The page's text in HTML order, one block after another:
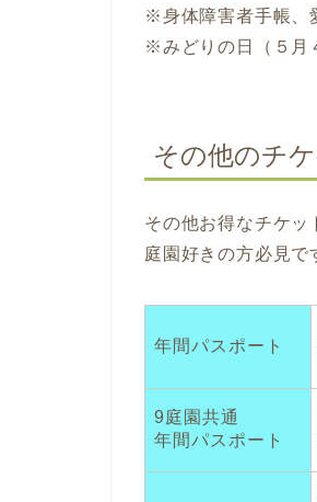
※身体障害者手帳、
※みどりの日（５月
その他のチ
その他お得なチケッ
庭園好きの方必見で
年間パスポート
9庭園共通
年間パスポート